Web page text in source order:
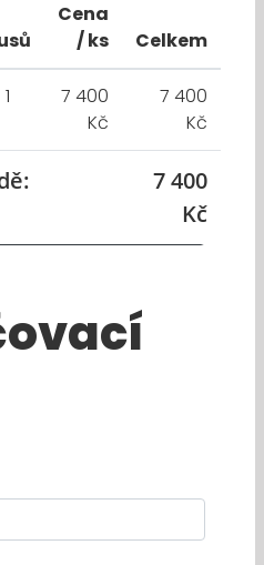
Cena
/ ks
Celkem
1
7 400
Kč
7 400
Kč
7 400
Kč